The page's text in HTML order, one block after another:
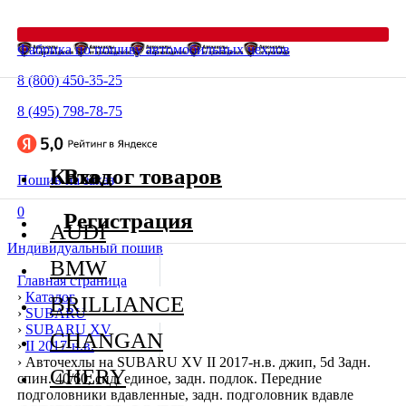
Фабрика по пошиву автомобильных чехлов
8 (800) 450-35-25
8 (495) 798-78-75
Пошив на заказ
0
Индивидуальный пошив
Главная страница
› Каталог
› SUBARU
› SUBARU XV
› II 2017-н.в.
› Авточехлы на SUBARU XV II 2017-н.в. джип, 5d Задн.
спин. 40/60, сид. единое, задн. подлок. Передние
подголовники вдавленные, задн. подголовник вдавле
Каталог товаров
AUDI
BMW
BRILLIANCE
CHANGAN
CHERY
Вход
Регистрация